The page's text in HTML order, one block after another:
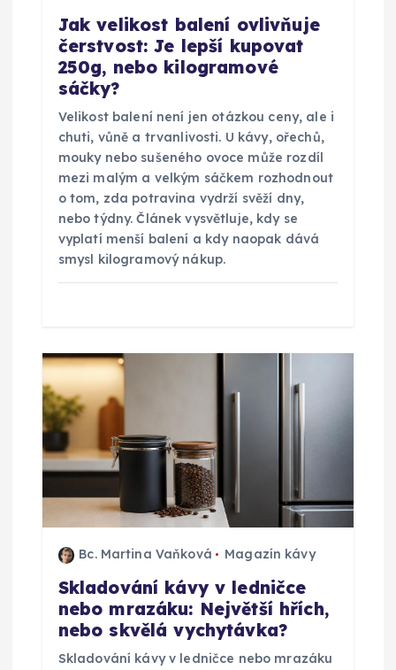
Jak velikost balení ovlivňuje
čerstvost: Je lepší kupovat
250g, nebo kilogramové
sáčky?
Velikost balení není jen otázkou ceny, ale i
chuti, vůně a trvanlivosti. U kávy, ořechů,
mouky nebo sušeného ovoce může rozdíl
mezi malým a velkým sáčkem rozhodnout
o tom, zda potravina vydrží svěží dny,
nebo týdny. Článek vysvětluje, kdy se
vyplatí menší balení a kdy naopak dává
smysl kilogramový nákup.
Bc. Martina Vaňková Magazín kávy
Skladování kávy v ledničce
nebo mrazáku: Největší hřích,
nebo skvělá vychytávka?
Skladování kávy v ledničce nebo mrazáku